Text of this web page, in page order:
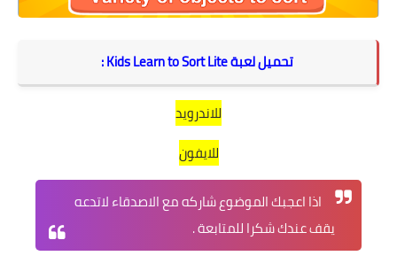
تحميل لعبة Kids Learn to Sort Lite :
للاندرويد
للايفون
اذا اعجبك الموضوع شاركه مع الاصدقاء لاتدعه
يقف عندك شكرا للمتابعة .